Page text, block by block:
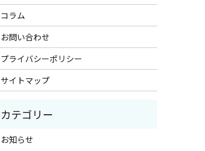
コラム
お問い合わせ
プライバシーポリシー
サイトマップ
お知らせ